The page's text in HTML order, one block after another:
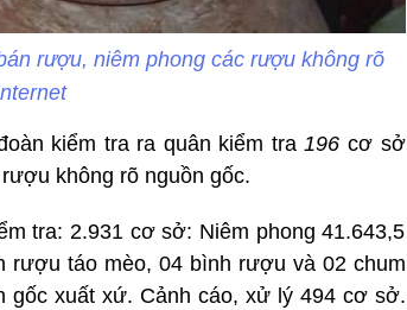
rượu, niêm phong các rượu không rõ
kiểm tra ra quân kiểm tra196 cơ sở
không rõ nguồn gốc.
tra: 2.931 cơ sở: Niêm phong 41.643,5
rượu táo mèo, 04 bình rượu và 02 chum
gốc xuất xứ. Cảnh cáo, xử lý 494 cơ sở.